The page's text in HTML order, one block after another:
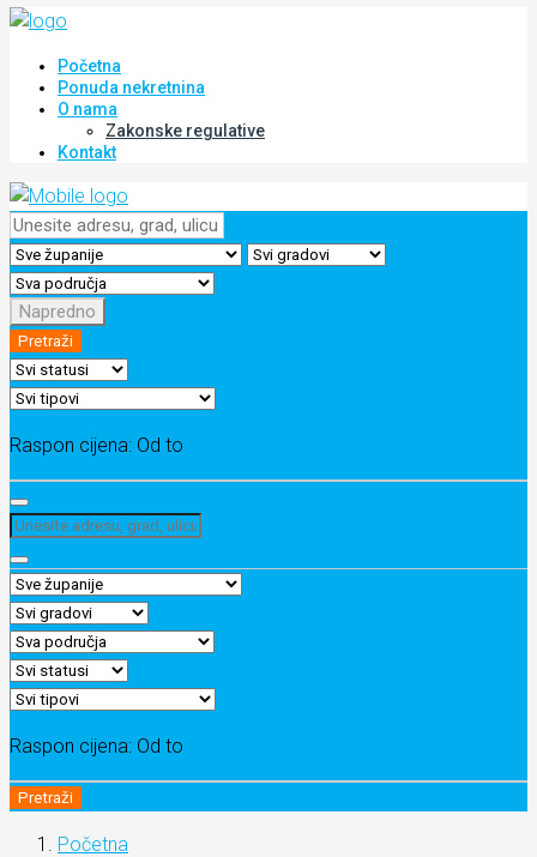
Početna
Ponuda nekretnina
O nama
Zakonske regulative
Kontakt
Napredno
Pretraži
Raspon cijena: Od to
Raspon cijena: Od to
Pretraži
Početna